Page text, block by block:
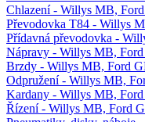
Chlazení - Willys MB,
Převodovka T84 - Willys
Přídavná převodovka -
Nápravy - Willys MB, Ford
Brzdy - Willys MB, Ford
Odpružení - Willys MB,
Kardany - Willys MB, Ford
Řízení - Willys MB, Ford